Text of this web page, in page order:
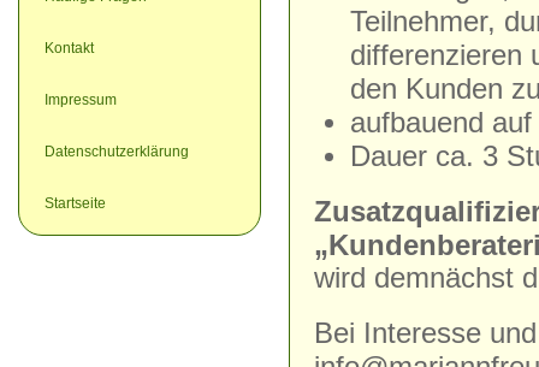
Kontakt
Impressum
Datenschutzerklärung
Startseite
Teilnehmer,
differenzieren
den Kunden
aufbauend
Dauer ca. 3
wird demnächst
Bei Interesse